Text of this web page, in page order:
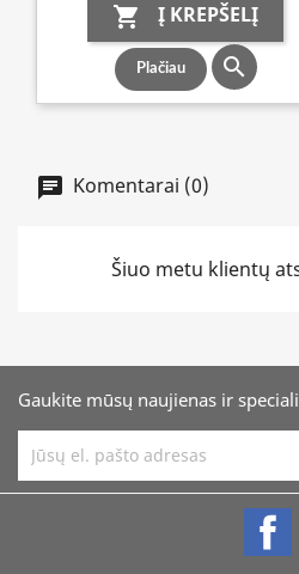
 Į KREPŠELĮ
Plačiau 
Komentarai (0)
Šiuo metu klientų
Gaukite mūsų naujienas ir